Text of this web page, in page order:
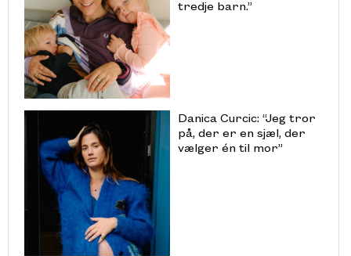
tredje barn.”
Danica Curcic: “Jeg tror
på, der er en sjæl, der
vælger én til mor”